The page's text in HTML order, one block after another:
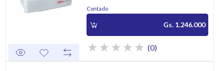
Contado
Gs. 1.246.000
(0)